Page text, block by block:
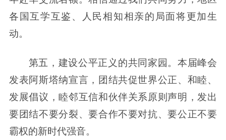
各国互学互鉴、人民相知相亲的局面将更加生
动。
第五，建设公平正义的共同家园。本届峰会
发表阿斯塔纳宣言，团结共促世界公正、和睦、
发展倡议，睦邻互信和伙伴关系原则声明，发出
要团结不要分裂、要合作不要对抗、要公正不要
霸权的新时代强音。